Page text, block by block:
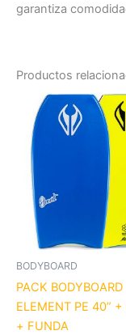
garantiza
Productos
BODYBOARD
PACK BODYBOARD
ELEMENT PE 40” +
+ FUNDA